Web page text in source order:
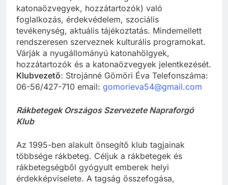
katonaözvegyek, hozzátartozók) való
foglalkozás, érdekvédelem, szociális
tevékenység, aktuális tájékoztatás. Mindemellett
rendszeresen szerveznek kulturális programokat.
Várják a nyugállományú katonahölgyek,
hozzátartozók és a katonaözvegyek jelentkezését.
Klubvezető: Strojánné Gömöri Éva Telefonszáma:
06-56/427-710 email: gomorieva54@gmail.com
Rákbetegek Országos Szervezete Napraforgó
Klub
Az 1995-ben alakult önsegítő klub tagjainak
többsége rákbeteg. Céljuk a rákbetegek és
rákbetegségből gyógyult emberek helyi
érdekképviselete. A tagság összefogása,